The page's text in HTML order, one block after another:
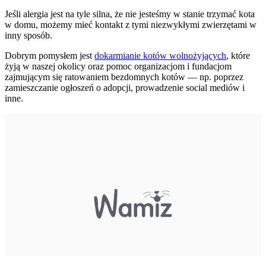
Jeśli alergia jest na tyle silna, że nie jesteśmy w stanie trzymać kota
w domu, możemy mieć kontakt z tymi niezwykłymi zwierzętami w
inny sposób.
Dobrym pomysłem jest dokarmianie kotów wolnożyjących, które
żyją w naszej okolicy oraz pomoc organizacjom i fundacjom
zajmującym się ratowaniem bezdomnych kotów — np. poprzez
zamieszczanie ogłoszeń o adopcji, prowadzenie social mediów i
inne.